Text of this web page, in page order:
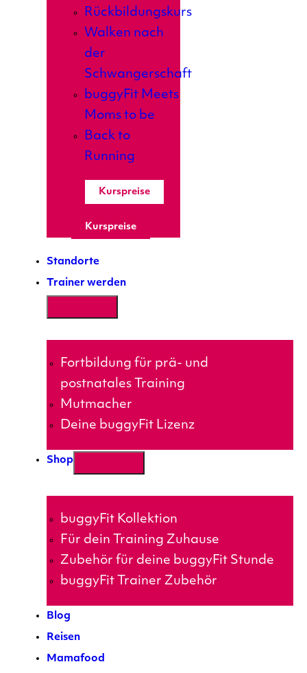
Rückbildungskurs
Walken nach
der
Schwangerschaft
buggyFit Meets
Moms to be
Back to
Running
Kurspreise
Kurspreise
Standorte
Trainer werden
Fortbildung für prä- und
postnatales Training
Mutmacher
Deine buggyFit Lizenz
Shop
buggyFit Kollektion
Für dein Training Zuhause
Zubehör für deine buggyFit Stunde
buggyFit Trainer Zubehör
Blog
Reisen
Mamafood